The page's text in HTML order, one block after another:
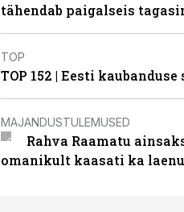
tähendab paigalseis
TOP
TOP 152 | Eesti
MAJANDUSTULEMUSED
Rahva Raamatu
omanikult kaasati ka laenu